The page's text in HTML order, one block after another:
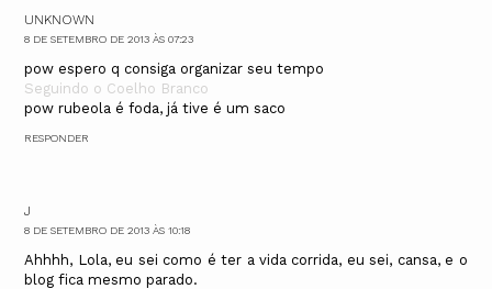
UNKNOWN
8 DE SETEMBRO DE 2013 ÀS 07:23
pow espero q consiga organizar seu tempo
Seguindo o Coelho Branco
pow rubeola é foda, já tive é um saco
RESPONDER
J
8 DE SETEMBRO DE 2013 ÀS 10:18
Ahhhh, Lola, eu sei como é ter a vida corrida, eu sei, cansa, e o
blog fica mesmo parado.